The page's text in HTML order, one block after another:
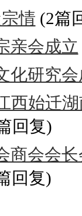
情 (2篇
亲会成立
化研究
西始迁
回复)
商会会
回复)